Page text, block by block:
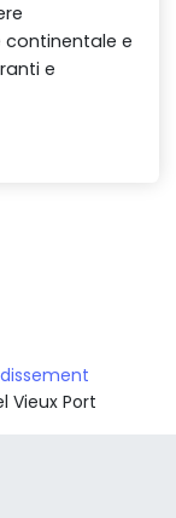
continentale e
e
Vieux Port